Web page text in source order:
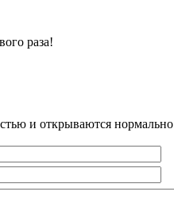
раза!
и открываются нормально